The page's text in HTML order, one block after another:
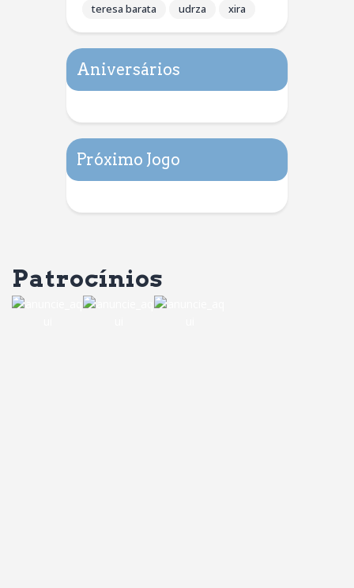
teresa barata
udrza xira
Aniversários
Próximo Jogo
Patrocínios